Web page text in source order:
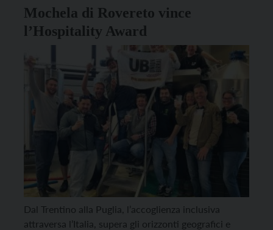
Mochela di Rovereto vince
l’Hospitality Award
Dal Trentino alla Puglia, l’accoglienza inclusiva
attraversa l’Italia, supera gli orizzonti geografici e